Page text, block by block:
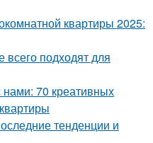
квартиры 2025:
подходят для
нами: 70 креативных
тенденции и